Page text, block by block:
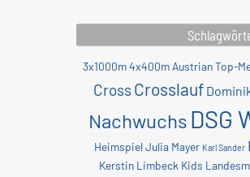
3x1000m 4x400m Austrian Top-
CrossCrosslauf
Nachwuchs DSG
Heimspiel Julia Mayer Karl Sander
Kerstin Limbeck Kids